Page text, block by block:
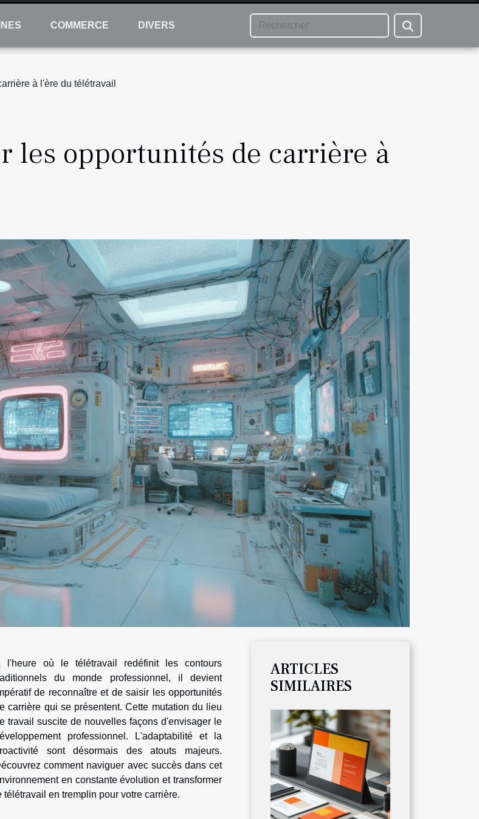
COMMERCE DIVERS
à l'ère du télétravail
les opportunités de carrière à
l'heure où le télétravail redéfinit les contours
du monde professionnel, il devient
de reconnaître et de saisir les opportunités
carrière qui se présentent. Cette mutation du lieu
travail suscite de nouvelles façons d'envisager le
professionnel. L'adaptabilité et la
sont désormais des atouts majeurs.
comment naviguer avec succès dans cet
en constante évolution et transformer
télétravail en tremplin pour votre carrière.
ARTICLES
SIMILAIRES